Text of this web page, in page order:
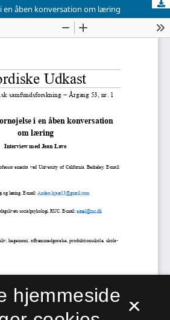
en åben konversation om læring
×
hjemmeside